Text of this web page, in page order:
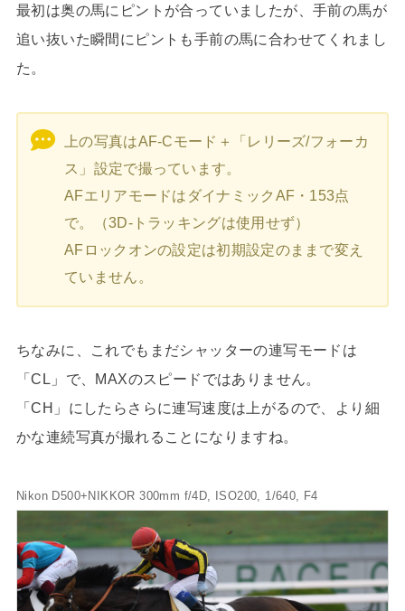
最初は奥の馬にピントが合っていましたが、手前の馬が
追い抜いた瞬間にピントも手前の馬に合わせてくれまし
た。
上の写真はAF-Cモード＋「レリーズ/フォーカ
ス」設定で撮っています。
AFエリアモードはダイナミックAF・153点
で。（3D-トラッキングは使用せず）
AFロックオンの設定は初期設定のままで変え
ていません。
ちなみに、これでもまだシャッターの連写モードは
「CL」で、MAXのスピードではありません。
「CH」にしたらさらに連写速度は上がるので、より細
かな連続写真が撮れることになりますね。
Nikon D500+NIKKOR 300mm f/4D, ISO200, 1/640, F4